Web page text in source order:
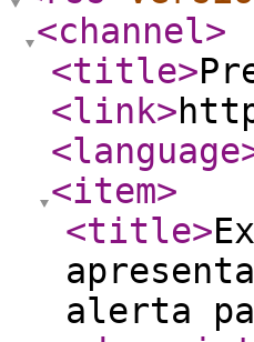
<channel>
<title>
<link>
<language
<item>
<title>
alerta